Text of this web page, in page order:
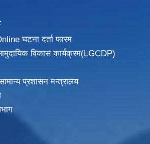
घटना दर्ता फारम
विकासकार्यक्रम(LGCDP)
प्रशासन मन्त्रालय